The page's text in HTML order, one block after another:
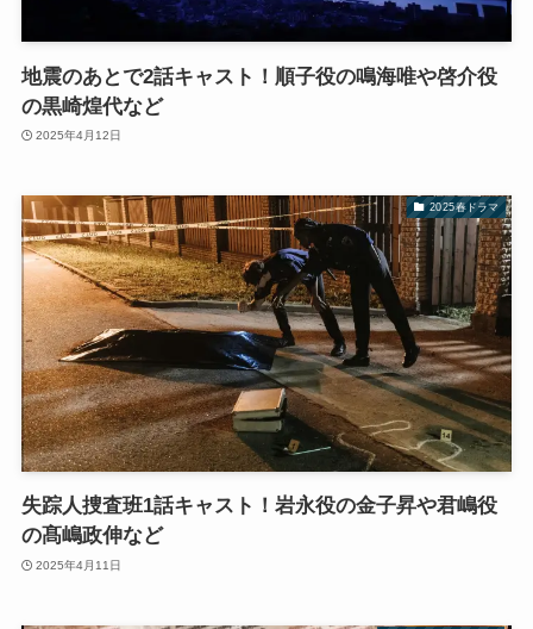
地震のあとで2話キャスト！順子役の鳴海唯や啓介役
の黒崎煌代など
2025年4月12日
2025春ドラマ
失踪人捜査班1話キャスト！岩永役の金子昇や君嶋役
の髙嶋政伸など
2025年4月11日